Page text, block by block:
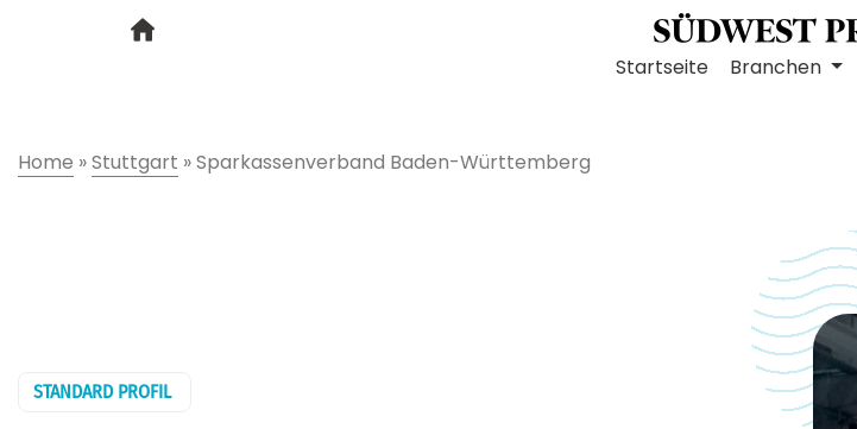
Startseite Branchen
Home »Stuttgart »Sparkassenverband Baden-Württemberg
STANDARD PROFIL